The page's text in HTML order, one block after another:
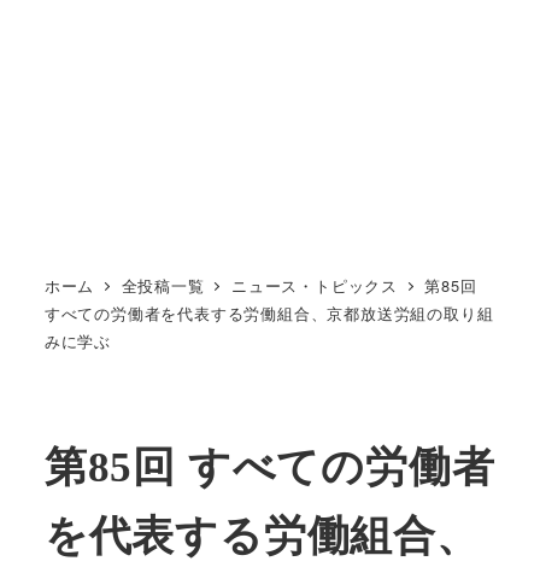
ホーム 全投稿一覧 ニュース・トピックス
第85回
すべての労働者を代表する労働組合、京都放送労組の取り組
みに学ぶ
第85回 すべての労働者
を代表する労働組合、